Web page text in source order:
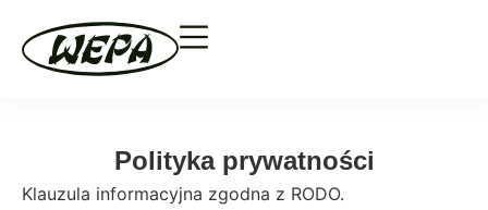
Polityka prywatności
Klauzula informacyjna zgodna z RODO.